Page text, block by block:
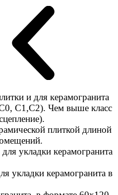
и для керамогранита
C1,C2). Чем выше класс
плиткой длиной
укладки керамогранита
укладки керамогранита в